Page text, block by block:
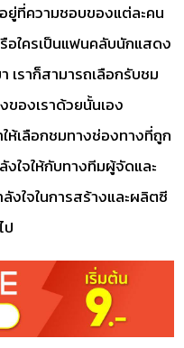
ยู่ที่ความชอบของแต่ละคน
อใครเป็นแฟนคลับนักแสดง
เราก็สามารถเลือกรับชม
องเราด้วยนั้นเอง
ห้เลือกชมทางช่องทางที่ถูก
งใจให้กับทางทีมผู้จัดและ
งใจในการสร้างและผลิตซี
ป